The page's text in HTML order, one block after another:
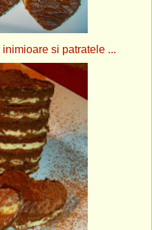
si patratele ...